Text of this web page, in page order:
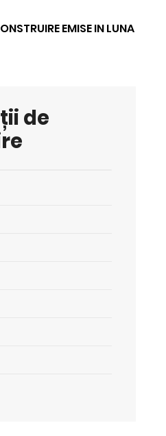
EMISE IN LUNA
de